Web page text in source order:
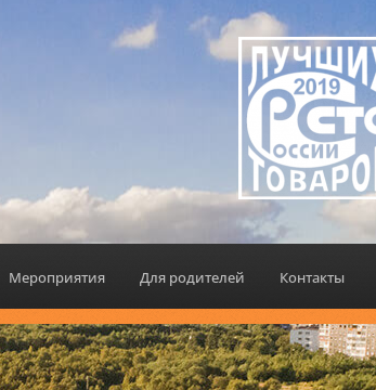
Мероприятия Для родителей Контакты